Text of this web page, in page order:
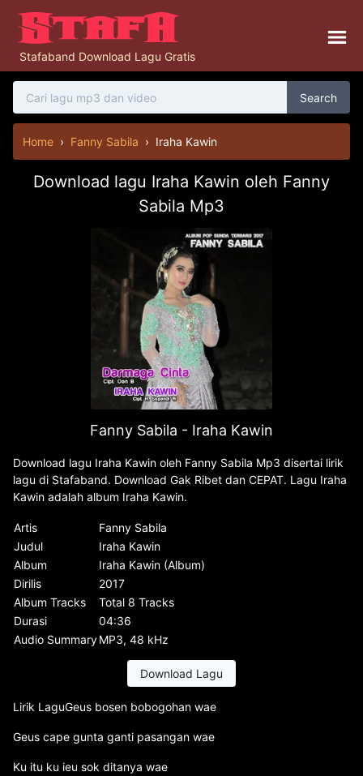
Stafaband Download Lagu Gratis
Search
Home › Fanny Sabila › Iraha Kawin
Download lagu Iraha Kawin oleh Fanny
Sabila Mp3
Fanny Sabila - Iraha Kawin
Download lagu Iraha Kawin oleh Fanny Sabila Mp3 disertai lirik
lagu di Stafaband. Download Gak Ribet dan CEPAT. Lagu Iraha
Kawin adalah album Iraha Kawin.
Artis
Fanny Sabila
Judul
Iraha Kawin
Album
Iraha Kawin (Album)
Dirilis
2017
Album Tracks
Total 8 Tracks
Durasi
04:36
Audio SummaryMP3, 48 kHz
Download Lagu
Lirik LaguGeus bosen bobogohan wae
Geus cape gunta ganti pasangan wae
Ku itu ku ieu sok ditanya wae